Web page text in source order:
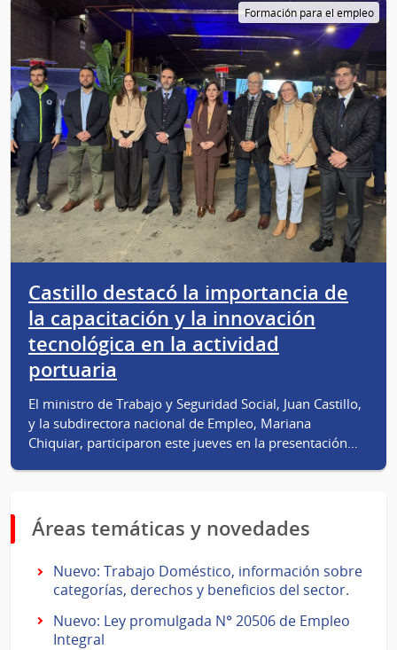
Formación para el empleo
Castillo destacó la importancia de
la capacitación y la innovación
tecnológica en la actividad
portuaria
El ministro de Trabajo y Seguridad Social, Juan Castillo,
y la subdirectora nacional de Empleo, Mariana
Chiquiar, participaron este jueves en la presentación…
Áreas temáticas y novedades
Nuevo: Trabajo Doméstico, información sobre
categorías, derechos y beneficios del sector.
Nuevo: Ley promulgada N° 20506 de Empleo
Integral